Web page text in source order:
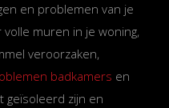
en problemen van je
muren in je woning,
veroorzaken,
badkamers en
geïsoleerd zijn en